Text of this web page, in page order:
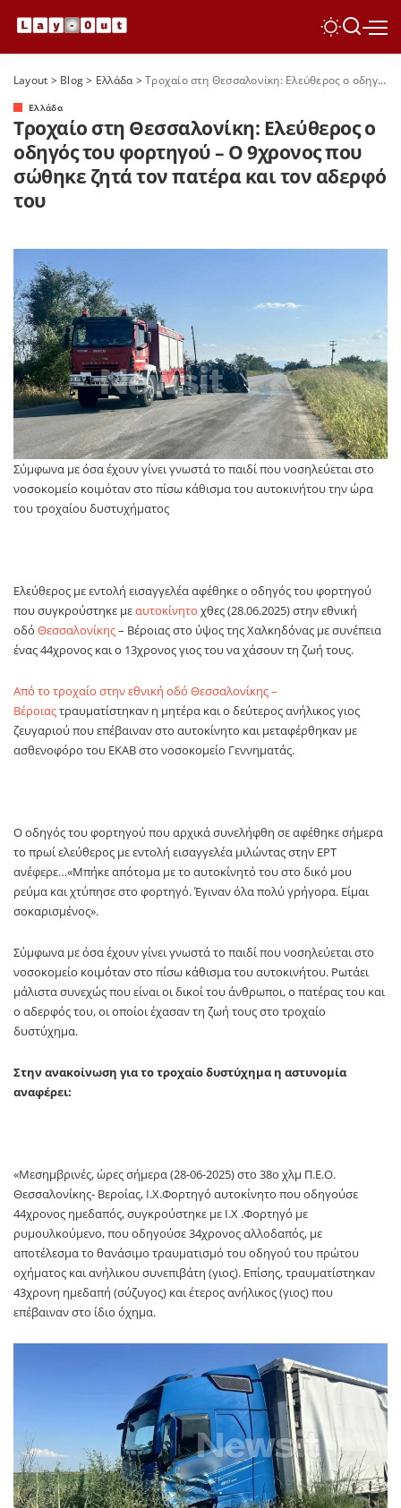
Layout > Blog> Ελλάδα>Τροχαίο στη Θεσσαλονίκη: Ελεύθερος ο οδηγός του φορτηγού – Ο 9χρονος που σώθηκε ζητά τον πατέρα και τον αδερφό του
Ελλάδα
Τροχαίο στη Θεσσαλονίκη: Ελεύθερος ο
οδηγός του φορτηγού – Ο 9χρονος που
σώθηκε ζητά τον πατέρα και τον αδερφό
του
Σύμφωνα με όσα έχουν γίνει γνωστά το παιδί που νοσηλεύεται στο
νοσοκομείο κοιμόταν στο πίσω κάθισμα του αυτοκινήτου την ώρα
του τροχαίου δυστυχήματος
Ελεύθερος με εντολή εισαγγελέα αφέθηκε ο οδηγός του φορτηγού
που συγκρούστηκε μεαυτοκίνητο χθες (28.06.2025) στην εθνική
οδό Θεσσαλονίκης– Βέροιας στο ύψος της Χαλκηδόνας με συνέπεια
ένας 44χρονος και ο 13χρονος γιος του να χάσουν τη ζωή τους.
Από το τροχαίο στην εθνική οδό Θεσσαλονίκης –
Βέροιαςτραυματίστηκαν η μητέρα και ο δεύτερος ανήλικος γιος
ζευγαριού που επέβαιναν στο αυτοκίνητο και μεταφέρθηκαν με
ασθενοφόρο του ΕΚΑΒ στο νοσοκομείο Γεννηματάς.
Ο οδηγός του φορτηγού που αρχικά συνελήφθη σε αφέθηκε σήμερα
το πρωί ελεύθερος με εντολή εισαγγελέα μιλώντας στην ΕΡΤ
ανέφερε…«Μπήκε απότομα με το αυτοκίνητό του στο δικό μου
ρεύμα και χτύπησε στο φορτηγό. Έγιναν όλα πολύ γρήγορα. Είμαι
σοκαρισμένος».
Σύμφωνα με όσα έχουν γίνει γνωστά το παιδί που νοσηλεύεται στο
νοσοκομείο κοιμόταν στο πίσω κάθισμα του αυτοκινήτου. Ρωτάει
μάλιστα συνεχώς που είναι οι δικοί του άνθρωποι, ο πατέρας του και
ο αδερφός του, οι οποίοι έχασαν τη ζωή τους στο τροχαίο
δυστύχημα.
Στην ανακοίνωση για το τροχαίο δυστύχημα η αστυνομία
αναφέρει:
«Μεσημβρινές, ώρες σήμερα (28-06-2025) στο 38ο χλμ Π.Ε.Ο.
Θεσσαλονίκης- Βεροίας, Ι.Χ.Φορτηγό αυτοκίνητο που οδηγούσε
44χρονος ημεδαπός, συγκρούστηκε με Ι.Χ .Φορτηγό με
ρυμουλκούμενο, που οδηγούσε 34χρονος αλλοδαπός, με
αποτέλεσμα το θανάσιμο τραυματισμό του οδηγού του πρώτου
οχήματος και ανήλικου συνεπιβάτη (γιος). Επίσης, τραυματίστηκαν
43χρονη ημεδαπή (σύζυγος) και έτερος ανήλικος (γιος) που
επέβαιναν στο ίδιο όχημα.